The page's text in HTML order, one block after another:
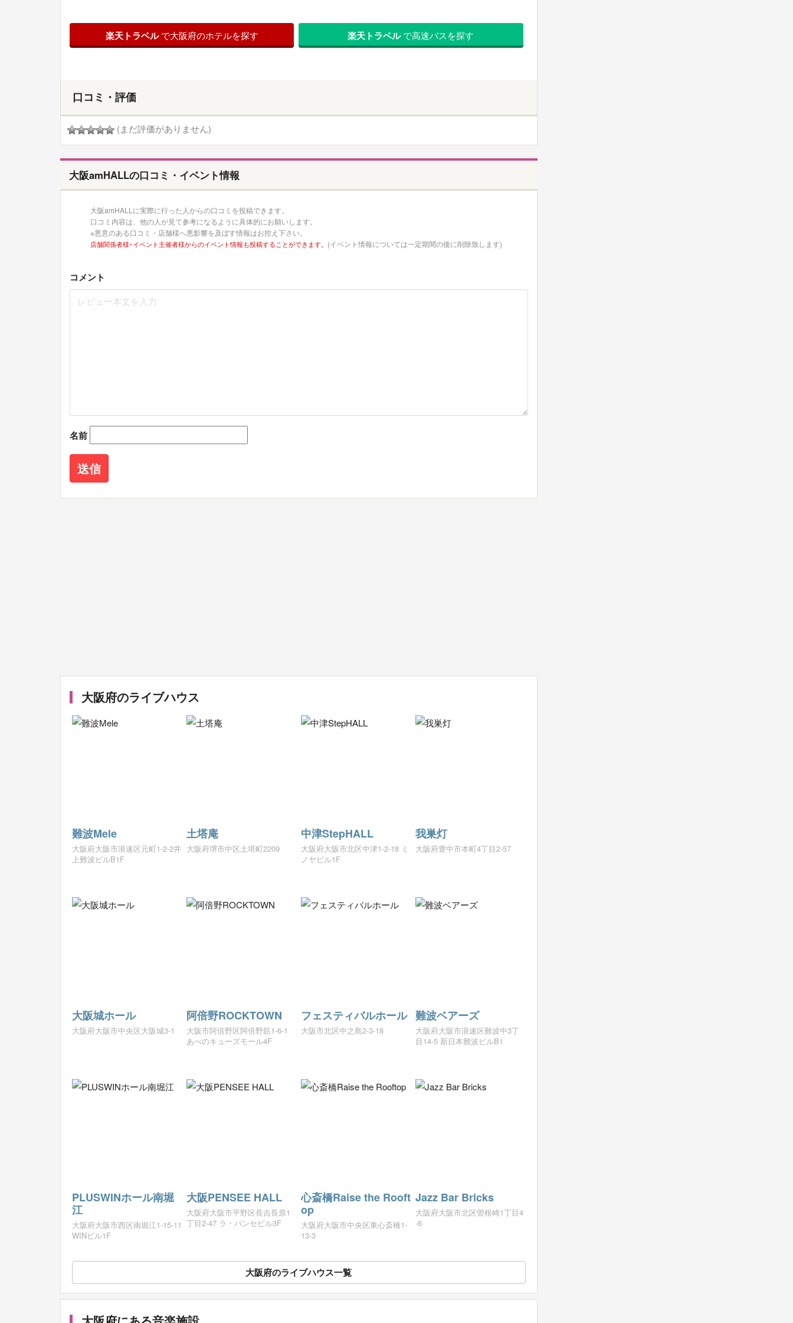
楽天トラベルで大阪府のホテルを探す 楽天トラベルで高速バスを探す
口コミ・評価
(まだ評価がありません)
大阪amHALLの口コミ・イベント情報
大阪amHALLに実際に行った人からの口コミを投稿できます。
口コミ内容は、他の人が見て参考になるように具体的にお願いします。
※悪意のある口コミ・店舗様へ悪影響を及ぼす情報はお控え下さい。
店舗関係者様･イベント主催者様からのイベント情報も投稿することができます。 (イベント情報については一定期間の後に削除致します)
コメント
名前
大阪府のライブハウス
難波Mele
大阪府大阪市浪速区元町1-2-2井
上難波ビルB1F
土塔庵
大阪府堺市中区土塔町2209
中津StepHALL
大阪府大阪市北区中津1-2-18 ミ
ノヤビル1F
我巣灯
大阪府豊中市本町4丁目2-57
大阪城ホール
大阪府大阪市中央区大阪城3-1
阿倍野ROCKTOWN
大阪市阿倍野区阿倍野筋1-6-1
あべのキューズモール4F
フェスティバルホール
大阪市北区中之島2-3-18
難波ベアーズ
大阪府大阪市浪速区難波中3丁
目14-5 新日本難波ビルB1
PLUSWINホール南堀
江
大阪府大阪市西区南堀江1-15-11
WINビル1F
大阪PENSEE HALL
大阪府大阪市平野区長吉長原1
丁目2-47 ラ・パンセビル3F
心斎橋Raise the Rooft
op
大阪府大阪市中央区東心斎橋1-
13-3
Jazz Bar Bricks
大阪府大阪市北区曽根崎1丁目4
-6
大阪府のライブハウス一覧